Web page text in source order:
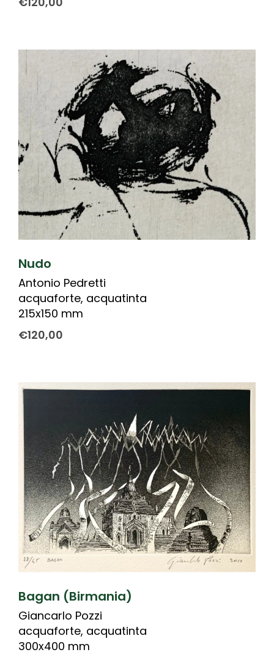
Nudo
Antonio Pedretti
acquaforte, acquatinta
215x150 mm
€120,00
Bagan (Birmania)
Giancarlo Pozzi
acquaforte, acquatinta
300x400 mm